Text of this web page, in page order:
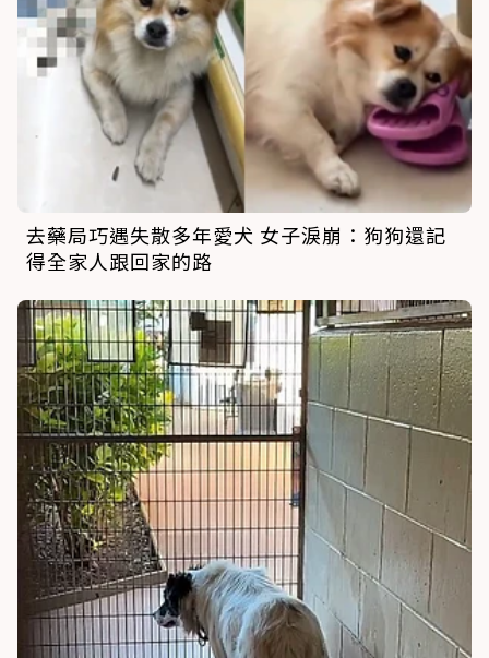
去藥局巧遇失散多年愛犬 女子淚崩：狗狗還記
得全家人跟回家的路